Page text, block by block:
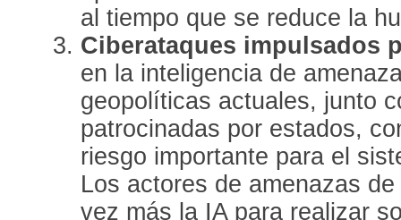
al tiempo que se reduce la
Ciberataques impulsados
en la inteligencia de
geopolíticas actuales, junto
patrocinadas por estados,
riesgo importante para el
Los actores de amenazas
vez más la IA para realizar